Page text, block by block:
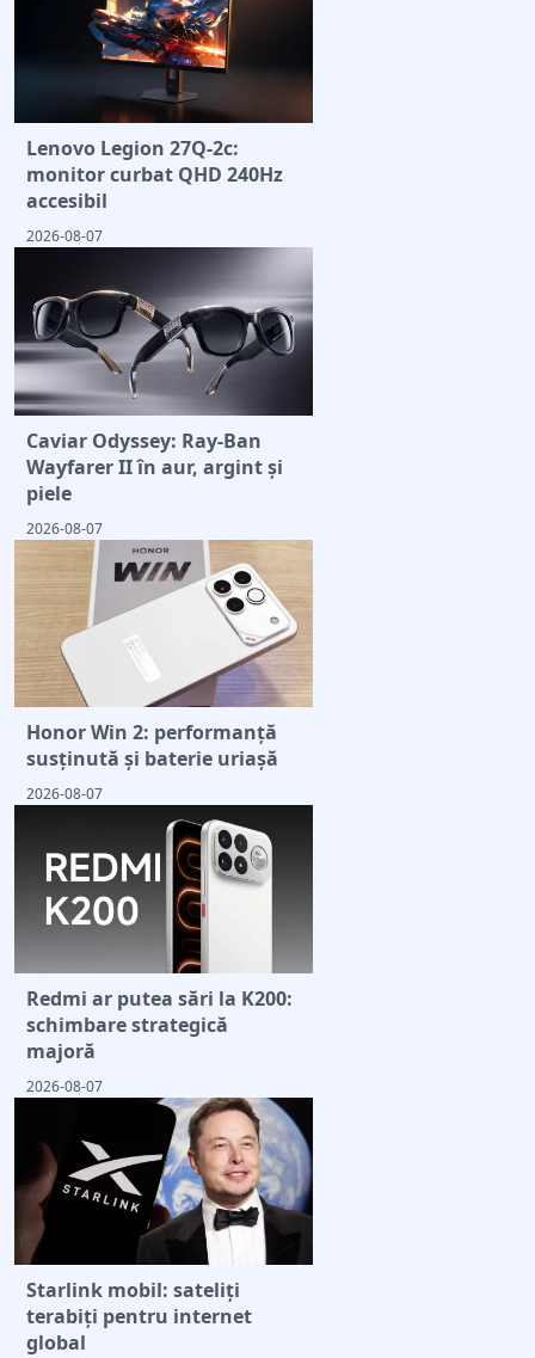
Lenovo Legion 27Q-2c:
monitor curbat QHD 240Hz
accesibil
2026-08-07
Caviar Odyssey: Ray-Ban
Wayfarer II în aur, argint și
piele
2026-08-07
Honor Win 2: performanță
susținută și baterie uriașă
2026-08-07
Redmi ar putea sări la K200:
schimbare strategică
majoră
2026-08-07
Starlink mobil: sateliți
terabiți pentru internet
global